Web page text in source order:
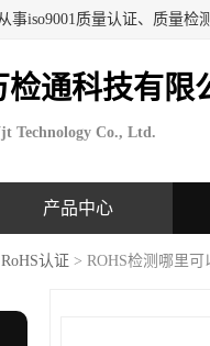
检通科技有限
Technology Co., Ltd.
产品中心
RoHS认证 > ROHS检测哪里可